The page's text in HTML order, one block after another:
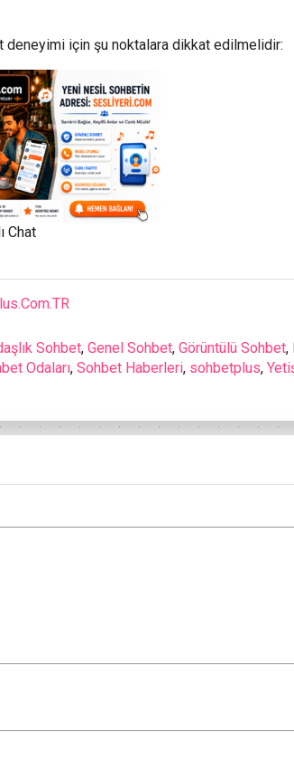
deneyimi için şu noktalara dikkat edilmelidir:
Chat
Sohbet, Genel Sohbet, Görüntülü Sohbet,
Odaları, Sohbet Haberleri, sohbetplus,